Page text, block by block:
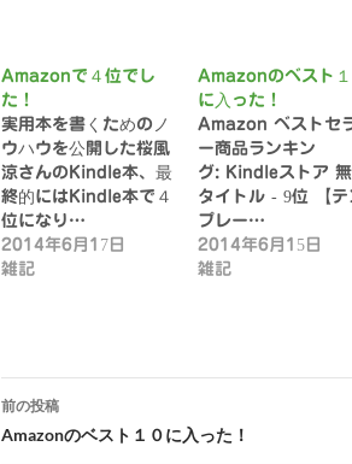
Amazonで４位でし
た！
実用本を書くためのノ
ウハウを公開した桜風
涼さんのKindle本、最
終的にはKindle本で４
位になり…
2014年6月17日
雑記
Amazonのベスト１
に入った！
Amazon ベストセ
ー商品ランキン
グ: Kindleストア
タイトル - 9位 【テ
プレー…
2014年6月15日
雑記
投
稿
前の投稿
Amazonのベスト１０に入った！